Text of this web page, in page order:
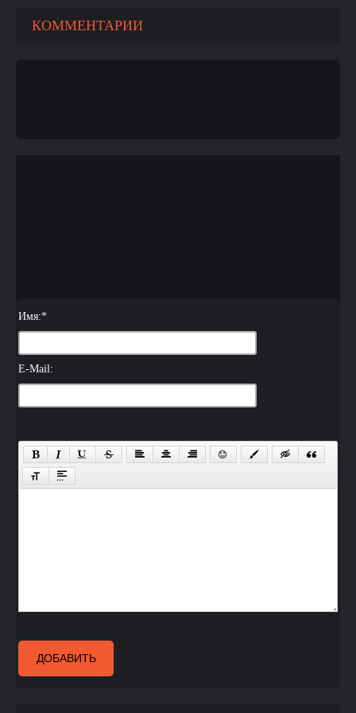
КОММЕНТАРИИ
Имя:*
E-Mail:
ДОБАВИТЬ